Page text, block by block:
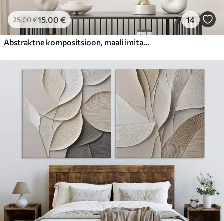
25.00€15.00 € 14
Abstraktne kompositsioon, maali imitatsioon